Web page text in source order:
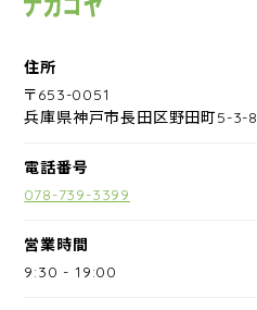
住所
〒653-0051
兵庫県神戸市長田区野田町5-3-8
電話番号
078-739-3399
営業時間
9:30 -19:00